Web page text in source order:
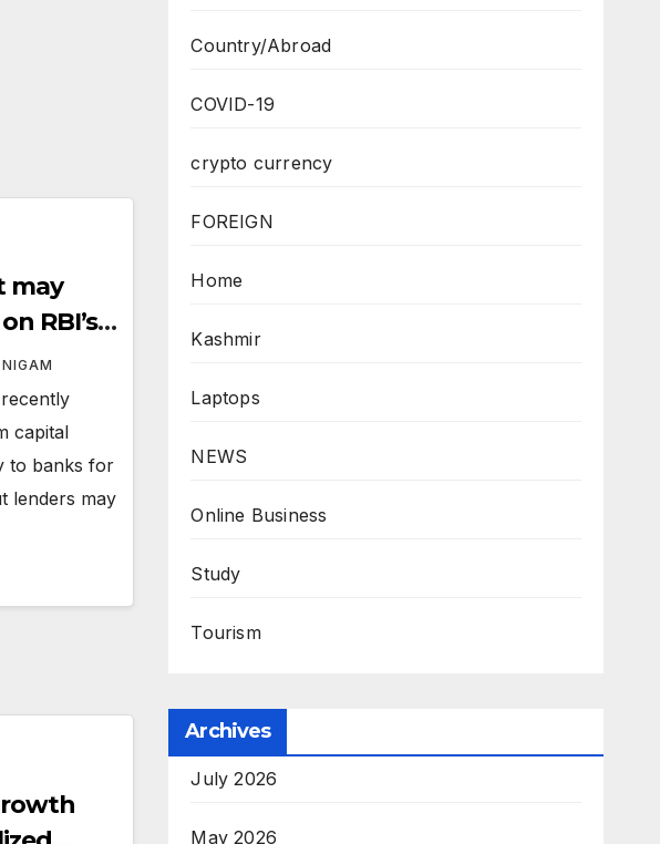
may
RBI’s
recently
capital
to banks for
lenders may
Country/Abroad
COVID-19
crypto currency
FOREIGN
Home
Kashmir
Laptops
NEWS
Online Business
Study
Tourism
Archives
July 2026
May 2026